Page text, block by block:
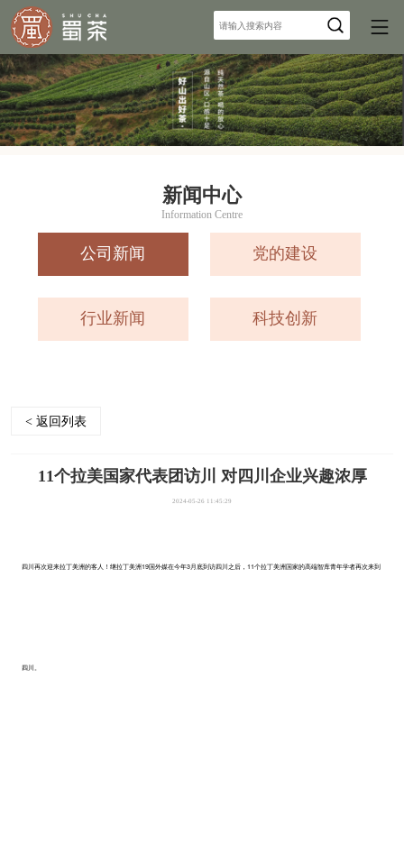
新闻中心
Information Centre
公司新闻 党的建设
行业新闻 科技创新
< 返回列表
11个拉美国家代表团访川 对四川企业兴趣浓厚
2024-05-26 11:45:29
四川再次迎来拉丁美洲的客人！继拉丁美洲19国外媒在今年3月底到访四川之后，11个拉丁美洲国家的高端智库青年学者再次来到
四川。